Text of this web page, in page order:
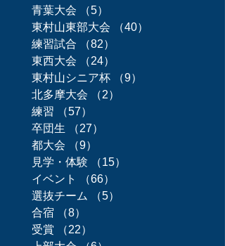
青葉大会
（5）
東村山東部大会
（40）
練習試合
（82）
東西大会
（24）
東村山シニア杯
（9）
北多摩大会
（2）
練習
（57）
卒団生
（27）
都大会
（9）
見学・体験
（15）
イベント
（66）
選抜チーム
（5）
合宿
（8）
受賞
（22）